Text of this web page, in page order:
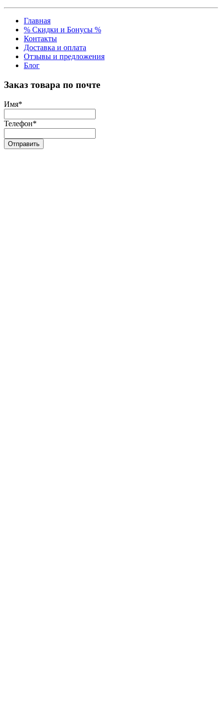
Главная
% Скидки и Бонусы %
Контакты
Доставка и оплата
Отзывы и предложения
Блог
Заказ товара по почте
Имя*
Телефон*
Отправить